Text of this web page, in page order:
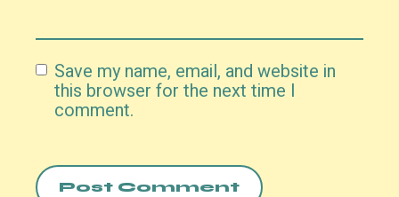
Save my name, email, and website in
this browser for the next time I
comment.
Post Comment